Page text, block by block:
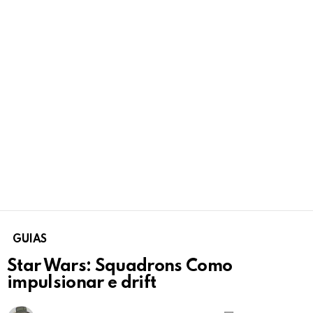
GUIAS
Star Wars: Squadrons Como
impulsionar e drift